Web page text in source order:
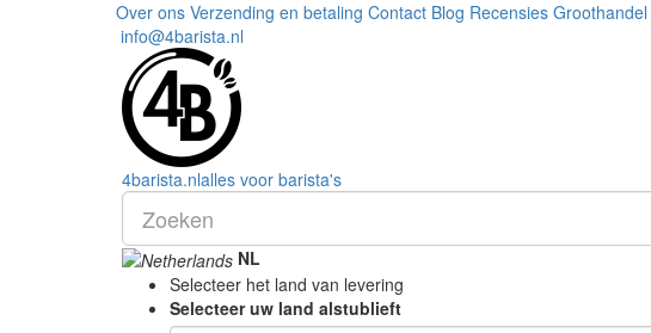
Over ons Verzending en betaling Contact Blog Recensies Groothandel
info@4barista.nl
4barista.nlalles voor barista's
NL
Selecteer het land van levering
Selecteer uw land alstublieft